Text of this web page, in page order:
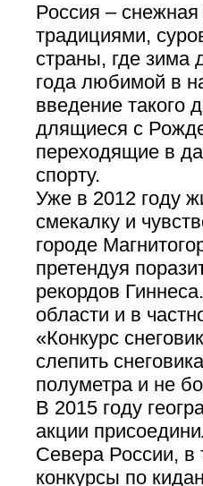
Россия –
традициями,
страны, где зима
года любимой в
введение такого
длящиеся с
переходящие в
спорту.
Уже в 2012 году
смекалку и
городе
претендуя
рекордов
области и в
«Конкурс
слепить
полуметра и не
В 2015 году
акции
Севера России,
конкурсы по